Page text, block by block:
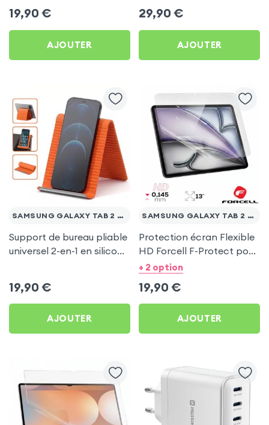
Carbone pour Samsung
Galaxy Tab 2 10.1 Wi-Fi
P5110
19,90 €
AJOUTER
160h Acefast pour
Samsung Galaxy Tab 2
10.1 Wi-Fi P5110
29,90 €
AJOUTER
SAMSUNG GALAXY TAB 2 10.1 WI-FI P5110
Support de bureau pliable
universel 2-en-1 en silicone
19,90 €
AJOUTER
SAMSUNG GALAXY TAB 2 10.1 WI-FI P5110
Protection écran Flexible
HD Forcell F-Protect pour
Samsung Galaxy Tab 2
+ 2 option
19,90 €
AJOUTER